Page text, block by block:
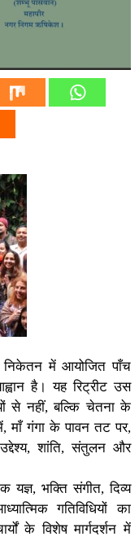
में आयोजित पाँच
है। यह रिट्रीट उस
से नहीं, बल्कि चेतना के
माँ गंगा के पावन तट पर,
शांति, संतुलन और
यज्ञ, भक्ति संगीत, दिव्य
गतिविधियों का
के विशेष मार्गदर्शन में